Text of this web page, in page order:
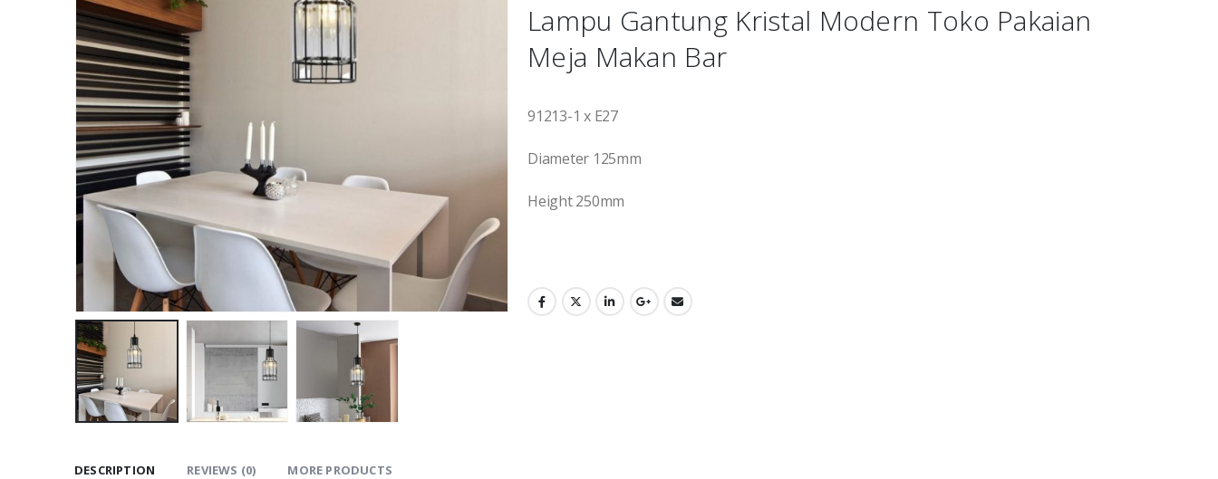
Lampu Gantung Kristal Modern Toko Pakaian
Meja Makan Bar
91213-1 x E27
Diameter 125mm
Height 250mm
DESCRIPTION REVIEWS (0) MORE PRODUCTS